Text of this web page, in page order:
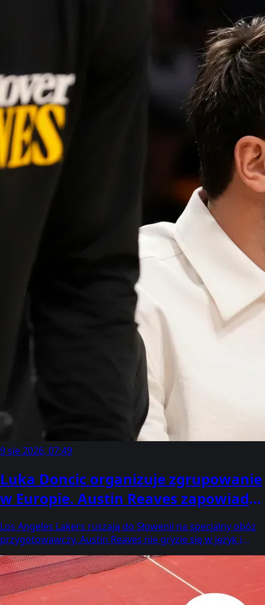
9 sie 2026, 07:49
Luka Doncic organizuje zgrupowanie
w Europie. Austin Reaves zapowiada
bezlitosną walkę
Los Angeles Lakers ruszają do Słowenii na specjalny obóz
przygotowawczy. Austin Reaves nie gryzie się w język i
zapowiada, co zamierza zrobić z Luką Donciciem podczas
wspólnego wyjazdu.